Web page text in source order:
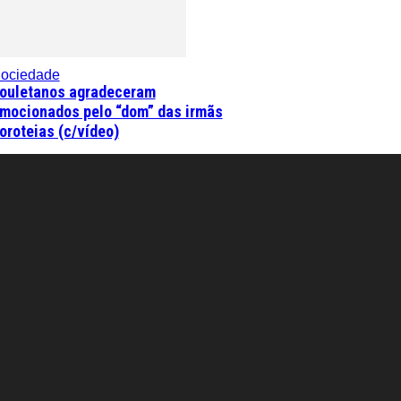
agradeceram
pelo “dom” das irmãs
(c/vídeo)